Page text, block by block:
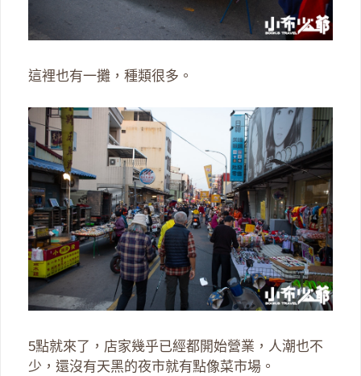
這裡也有一攤，種類很多。
5點就來了，店家幾乎已經都開始營業，人潮也不
少，還沒有天黑的夜市就有點像菜市場。